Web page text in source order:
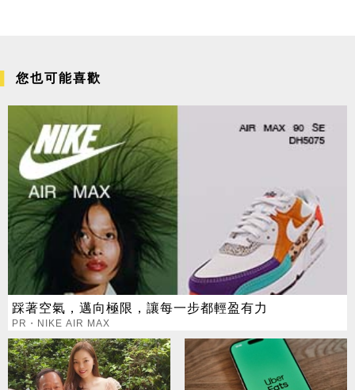
您也可能喜歡
踩著空氣，邁向極限，讓每一步都輕盈有力
PR・NIKE AIR MAX